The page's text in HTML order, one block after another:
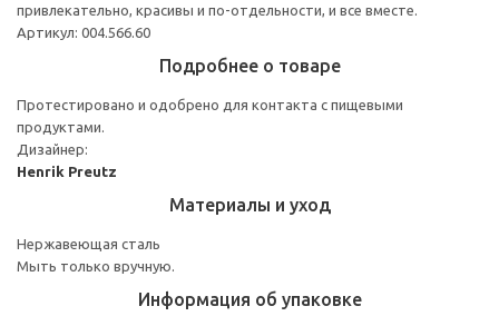
привлекательно, красивы и по-отдельности, и все вместе.
Артикул: 004.566.60
Подробнее о товаре
Протестировано и одобрено для контакта с пищевыми
продуктами.
Дизайнер:
Henrik Preutz
Материалы и уход
Нержавеющая сталь
Мыть только вручную.
Информация об упаковке